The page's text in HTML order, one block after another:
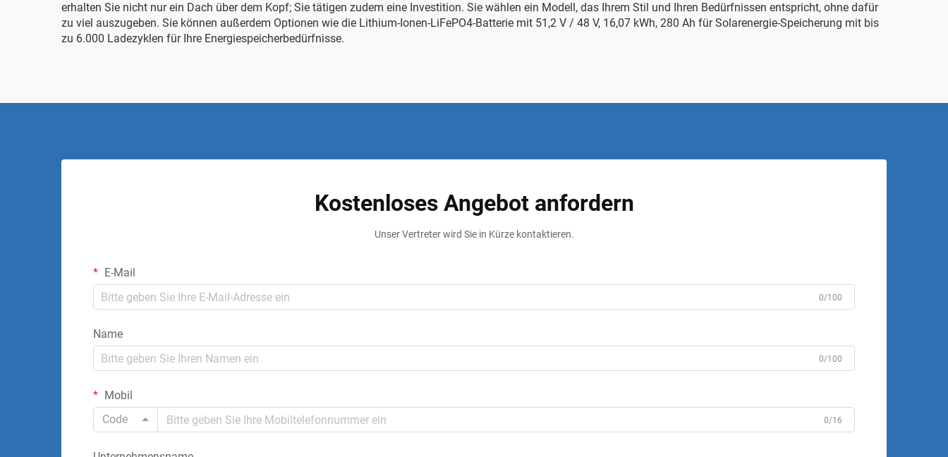
erhalten Sie nicht nur ein Dach über dem Kopf; Sie tätigen zudem eine Investition. Sie wählen ein Modell, das Ihrem Stil und Ihren Bedürfnissen entspricht, ohne dafür
zu viel auszugeben. Sie können außerdem Optionen wie die Lithium-Ionen-LiFePO4-Batterie mit 51,2 V / 48 V, 16,07 kWh, 280 Ah für Solarenergie-Speicherung mit bis
zu 6.000 Ladezyklen für Ihre Energiespeicherbedürfnisse.
Kostenloses Angebot anfordern
Unser Vertreter wird Sie in Kürze kontaktieren.
E-Mail
0/100
Name
0/100
Mobil
Code
0/16